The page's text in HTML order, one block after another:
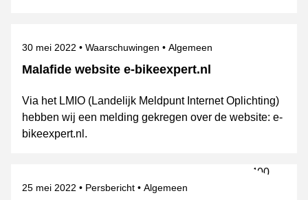
Malafide website e-bikeexpert.nl
Gepubliceerd op
30 mei 2022 Categorie
Waarschuwingen Onderwerpen
Algemeen
Via het LMIO (Landelijk Meldpunt Internet Oplichting)
hebben wij een melding gekregen over de website: e-
bikeexpert.nl.
Gepubliceerd op
25 mei 2022 Categorie
Persbericht Onderwerpen
Algemeen